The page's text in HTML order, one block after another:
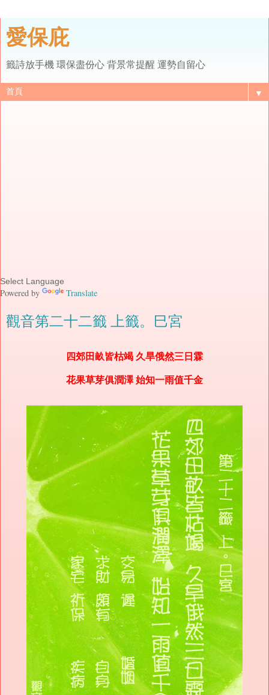
愛保庇
籤詩放手機 環保盡份心 背景常提醒 運勢自留心
▼
Powered by Translate
觀音第二十二籤 上籤。巳宮
四郊田畝皆枯竭 久旱俄然三日霖
花果草芽俱潤澤 始知一雨值千金